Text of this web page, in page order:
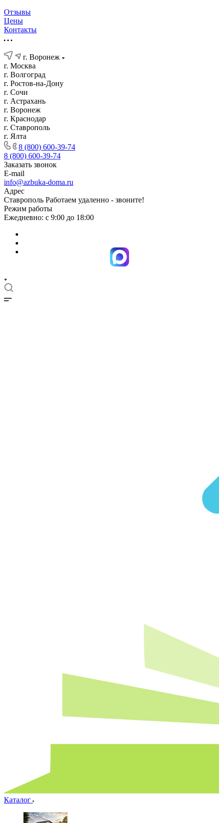
Отзывы
Цены
Контакты
г. Воронеж
г. Москва
г. Волгоград
г. Ростов-на-Дону
г. Сочи
г. Астрахань
г. Воронеж
г. Краснодар
г. Ставрополь
г. Ялта
8 (800) 600-39-74
8 (800) 600-39-74
Заказать звонок
E-mail
info@azbuka-doma.ru
Адрес
Ставрополь Работаем удаленно - звоните!
Режим работы
Ежедневно: с 9:00 до 18:00
Каталог